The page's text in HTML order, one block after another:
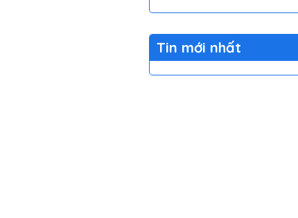
Tin mới nhất